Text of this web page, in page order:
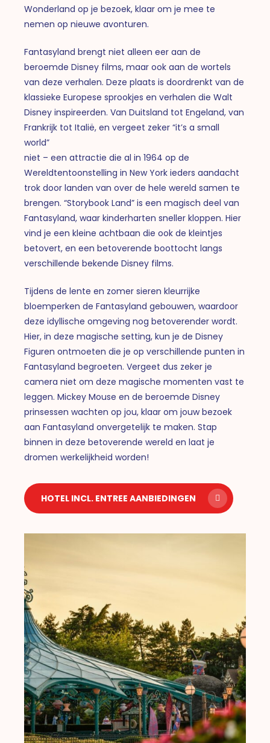
Wonderland op je bezoek, klaar om je mee te
nemen op nieuwe avonturen.
Fantasyland brengt niet alleen eer aan de
beroemde Disney films, maar ook aan de wortels
van deze verhalen. Deze plaats is doordrenkt van de
klassieke Europese sprookjes en verhalen die Walt
Disney inspireerden. Van Duitsland tot Engeland, van
Frankrijk tot Italië, en vergeet zeker “it’s a small
world”
niet – een attractie die al in 1964 op de
Wereldtentoonstelling in New York ieders aandacht
trok door landen van over de hele wereld samen te
brengen. “Storybook Land” is een magisch deel van
Fantasyland, waar kinderharten sneller kloppen. Hier
vind je een kleine achtbaan die ook de kleintjes
betovert, en een betoverende boottocht langs
verschillende bekende Disney films.
Tijdens de lente en zomer sieren kleurrijke
bloemperken de Fantasyland gebouwen, waardoor
deze idyllische omgeving nog betoverender wordt.
Hier, in deze magische setting, kun je de Disney
Figuren ontmoeten die je op verschillende punten in
Fantasyland begroeten. Vergeet dus zeker je
camera niet om deze magische momenten vast te
leggen. Mickey Mouse en de beroemde Disney
prinsessen wachten op jou, klaar om jouw bezoek
aan Fantasyland onvergetelijk te maken. Stap
binnen in deze betoverende wereld en laat je
dromen werkelijkheid worden!
HOTEL INCL. ENTREE AANBIEDINGEN